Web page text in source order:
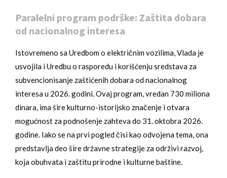
Paralelni program podrške: Zaštita dobara
od nacionalnog interesa
Istovremeno sa Uredbom o električnim vozilima, Vlada je
usvojila i Uredbu o rasporedu i korišćenju sredstava za
subvencionisanje zaštićenih dobara od nacionalnog
interesa u 2026. godini. Ovaj program, vredan 730 miliona
dinara, ima šire kulturno-istorijsko značenje i otvara
mogućnost za podnošenje zahteva do 31. oktobra 2026.
godine. Iako se na prvi pogled čisi kao odvojena tema, ona
predstavlja deo šire državne strategije za održivi razvoj,
koja obuhvata i zaštitu prirodne i kulturne baštine.